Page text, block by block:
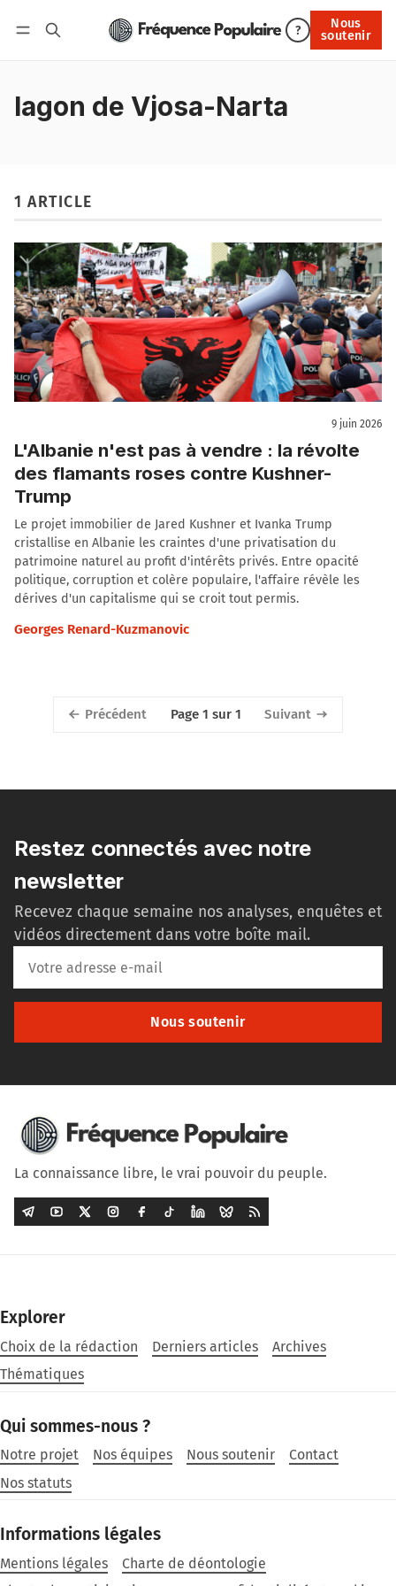
?
Nous
soutenir
Nous soutenir
lagon de Vjosa-Narta
1 ARTICLE
9 juin 2026
L'Albanie n'est pas à vendre : la révolte
des flamants roses contre Kushner-
Trump
Le projet immobilier de Jared Kushner et Ivanka Trump
cristallise en Albanie les craintes d'une privatisation du
patrimoine naturel au profit d'intérêts privés. Entre opacité
politique, corruption et colère populaire, l'affaire révèle les
dérives d'un capitalisme qui se croit tout permis.
Georges Renard-Kuzmanovic
Précédent Page 1 sur 1 Suivant
Restez connectés avec notre
newsletter
Recevez chaque semaine nos analyses, enquêtes et
vidéos directement dans votre boîte mail.
Nous soutenir
La connaissance libre, le vrai pouvoir du peuple.
Explorer
Choix de la rédaction Derniers articles
Archives
Thématiques
Qui sommes-nous ?
Notre projet Nos équipes Nous soutenir
Contact
Nos statuts
Informations légales
Mentions légales
Charte de déontologie